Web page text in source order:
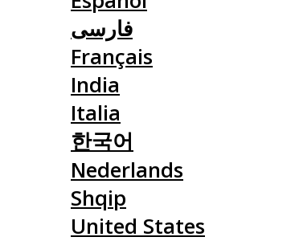
فارسی
Français
India
Italia
한국어
Nederlands
Shqip
United States